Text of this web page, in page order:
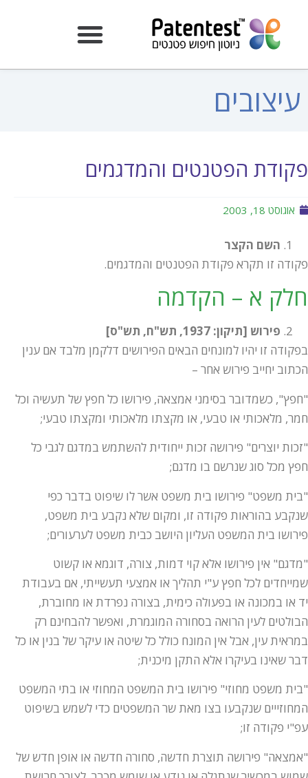
עיצובים
פקודת הפטנטים והמדגמים
אוגוסט 18, 2003
השם הקצר
פקודה זו תקרא פקודת הפטנטים והמדגמים.
חלק א – הקדמה
פירוש [תיקון: 1937, תש"ח, תש"ס]
בפקודה זו יהיו למונחים הבאים הפירושים דלקמן מלבד אם ענין
הכתוב יחייב פירוש אחר –
"חפץ", כשמדובר בסימני אמצאה, פירושו כל חפץ של תעשיה וכל
חמר, מלאכותי או טבעי, או מקצתו מלאכותי ומקצתו טבעי;
"זכות יוצרים" פירושה זכות ייחודית להשתמש במדגם לגבי כל
חפץ מכל סוג שנרשם בו מדגם;
"בית משפט" פירושו בית משפט אשר לו שיפוט בדבר כפי
שנקבע בהוראות פקודה זו, ומקום שלא נקבע בית משפט,
פירושו בית המשפט העליון היושב כבית משפט לערעורים;
"מדגם" אין פירושו אלא קוי דמות, צורה, דוגמא או קשוט
שמייחדים לכל חפץ ע"י תהליך או אמצעי תעשייתי, אם בעבודת
יד או במכונה או בפעולה כימית, בצורה נפרדת או מחוברת,
הבולטים לעין הרואה בסחורה המוגמרת, ואפשר להבחינם רק
במראית עין, אבל אין המונח כולל כל שיטה או עיקר של בנין או כל
דבר שאינו בעיקרו אלא התקן מיכנית;
"בית משפט מחוזי" פירושו בית המשפט המחוזי או בתי המשפט
המחוזייים שנקבעו בצו מאת שר המשפטים כדי לשמש בשיפוט
עפ"י פקודה זו;
"אמצאה" פירושה תוצרת חדשה, סחורה חדשה או אופן חדש של